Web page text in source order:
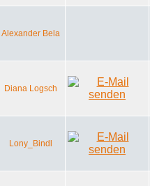
Alexander Bela
Diana Logsch
Lony_Bindl